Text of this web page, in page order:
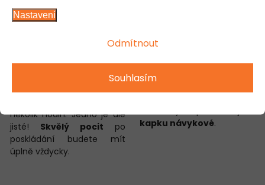
Nastavení
Odmítnout
Souhlasím
Poplácejte se po
Dobrá práce! Malé
skládačky zaberou 20
několik hodin. Jedno je ale
jisté! Skvělý pocit po
poskládání budete mít
úplně vždycky.
Zútulněte interiér
Teď už jen stačí namyslet,
kam si své nové umělecké
kapku návykové.